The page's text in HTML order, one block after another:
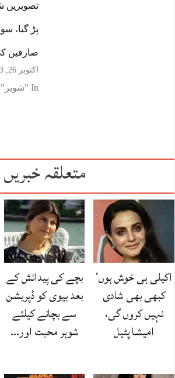
تصویریں
پڑ گیا،
صارفین
اکتوبر 26, 2023
In "شوبز"
متعلقہ خبریں
اکیلی ہی خوش ہوں‘
کبھی بھی شادی
نہیں کروں گی،
امیشا پٹیل
بچے کی پیدائش کے
بعد بیوی کو ڈپریشن
سے بچانے کیلئے
شوہر محبت اور…